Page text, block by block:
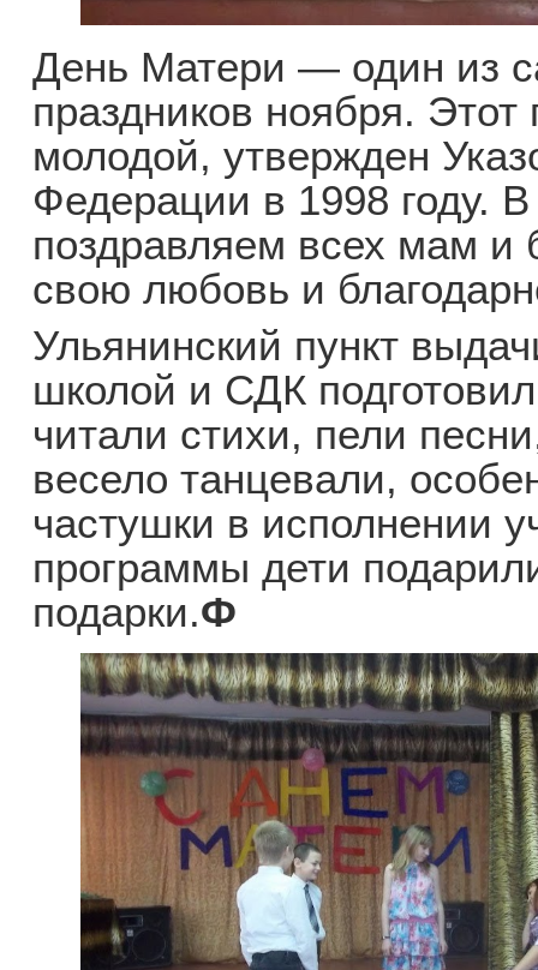
День Матери — один из
праздников ноября. Этот
молодой, утвержден
Федерации в 1998 году.
поздравляем всех мам
свою любовь и
Ульянинский пункт
школой и СДК
читали стихи, пели
весело танцевали,
частушки в исполнении
программы дети
подарки.Ф